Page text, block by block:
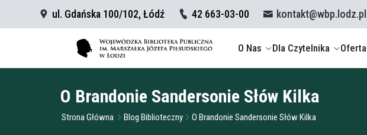
ul. Gdańska 100/102, Łódź 42 663-03-00 kontakt@wbp.lodz.pl
O Nas Dla Czytelnika Oferta
O Brandonie Sandersonie Słów Kilka
Strona Główna Blog Biblioteczny O Brandonie Sandersonie Słów Kilka